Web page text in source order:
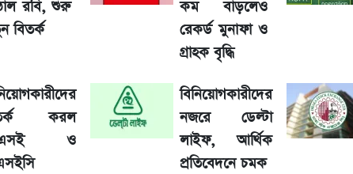
হবে এসএসসি ফল প্রকাশের তারিখ
নতুন পূর্বাভাস দিল আবহাওয়া অফিস
রবি, শুরু
বিতর্ক
কম বাড়লেও
রেকর্ড মুনাফা ও
গ্রাহক বৃদ্ধি
করল
ও
বিনিয়োগকারীদের
নজরে ডেল্টা
লাইফ, আর্থিক
প্রতিবেদনে চমক